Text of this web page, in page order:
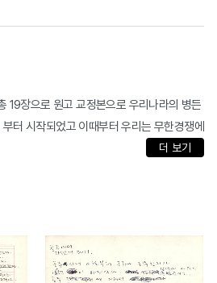
19장으로 원고 교정본으로 우리나라의 병든
터 시작되었고 이때부터 우리는 무한경쟁에
더 보기